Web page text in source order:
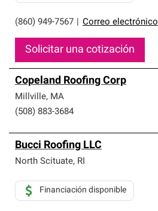
(860) 949-7567 Correo electrónico
Solicitar una cotización
Copeland Roofing Corp
Millville, MA
(508) 883-3684
Bucci Roofing LLC
North Scituate, RI
Financiación disponible